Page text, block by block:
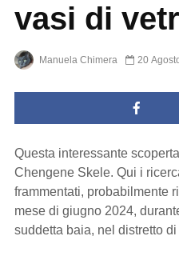
vasi di
Manuela Chimera 20
Questa interessante
Chengene Skele. Qui i
frammentati, probabilmente
mese di giugno 2024,
suddetta baia, nel distretto di